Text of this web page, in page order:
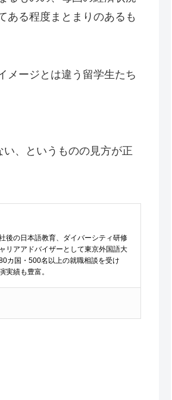
ある程度まとまりのあるも
メージとは違う留学生たち
い、というものの見方が正
後の日本語教育、ダイバーシティ研修
リアアドバイザーとして東京外国語大
カ国・500名以上の就職相談を受け
実績も豊富。